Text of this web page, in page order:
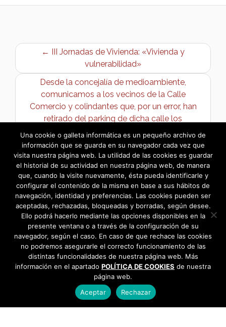
← III Jornadas de Vivienda: «Vivienda y
vulnerabilidad»
Desde la concejalía de medioambiente,
comunicamos a los vecinos de la Calle
Comercio y colindantes que, por un error, han
retirado del parking de dicha calle los
contenedores de basura. →
Una cookie o galleta informática es un pequeño archivo de
información que se guarda en su navegador cada vez que
visita nuestra página web. La utilidad de las cookies es guardar
el historial de su actividad en nuestra página web, de manera
que, cuando la visite nuevamente, ésta pueda identificarle y
configurar el contenido de la misma en base a sus hábitos de
navegación, identidad y preferencias. Las cookies pueden ser
aceptadas, rechazadas, bloqueadas y borradas, según desee.
Ello podrá hacerlo mediante las opciones disponibles en la
presente ventana o a través de la configuración de su
navegador, según el caso. En caso de que rechace las cookies
no podremos asegurarle el correcto funcionamiento de las
distintas funcionalidades de nuestra página web. Más
información en el apartado POLÍTICA DE COOKIES de nuestra
página web.
Aceptar
Rechazar